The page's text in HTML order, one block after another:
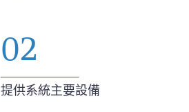
02
提供系統主要設備